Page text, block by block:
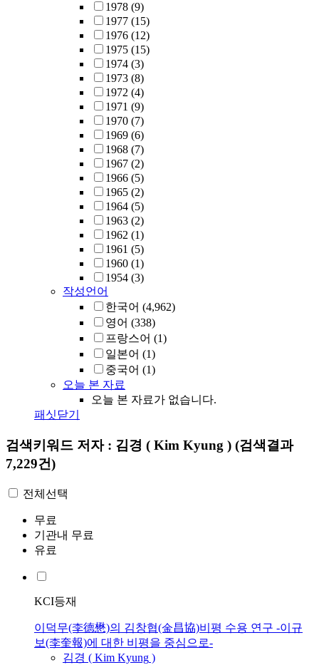
1978 (9)
1977 (15)
1976 (12)
1975 (15)
1974 (3)
1973 (8)
1972 (4)
1971 (9)
1970 (7)
1969 (6)
1968 (7)
1967 (2)
1966 (5)
1965 (2)
1964 (5)
1963 (2)
1962 (1)
1961 (5)
1960 (1)
1954 (3)
작성언어
한국어 (4,962)
영어 (338)
프랑스어 (1)
일본어 (1)
중국어 (1)
오늘 본 자료
오늘 본 자료가 없습니다.
패싯닫기
검색키워드 저자 : 김경 ( Kim Kyung ) (검색결과
7,229건)
전체선택
무료
기관내 무료
유료
KCI등재
이덕무(李德懋)의 김창협(金昌協)비평 수용 연구 -이규
보(李奎報)에 대한 비평을 중심으로-
김경 ( Kim Kyung )